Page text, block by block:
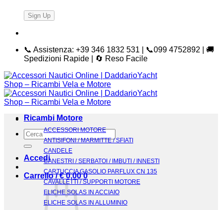
📞 Assistenza: +39 346 1832 531 | 📞099 4752892 | 🚚
Spedizioni Rapide | 🔄 Reso Facile
Cerca:
Accedi
Carrello /€0,00 0
Ricambi Motore
ACCESSORI MOTORE
ANTISIFONI / MARMITTE / SFIATI
CANDELE
CANESTRI / SERBATOI / IMBUTI / INNESTI
CARTUCCIA GASOLIO PARFLUX CN 135
CAVALLETTI / SUPPORTI MOTORE
ELICHE SOLAS IN ACCIAIO
ELICHE SOLAS IN ALLUMINIO